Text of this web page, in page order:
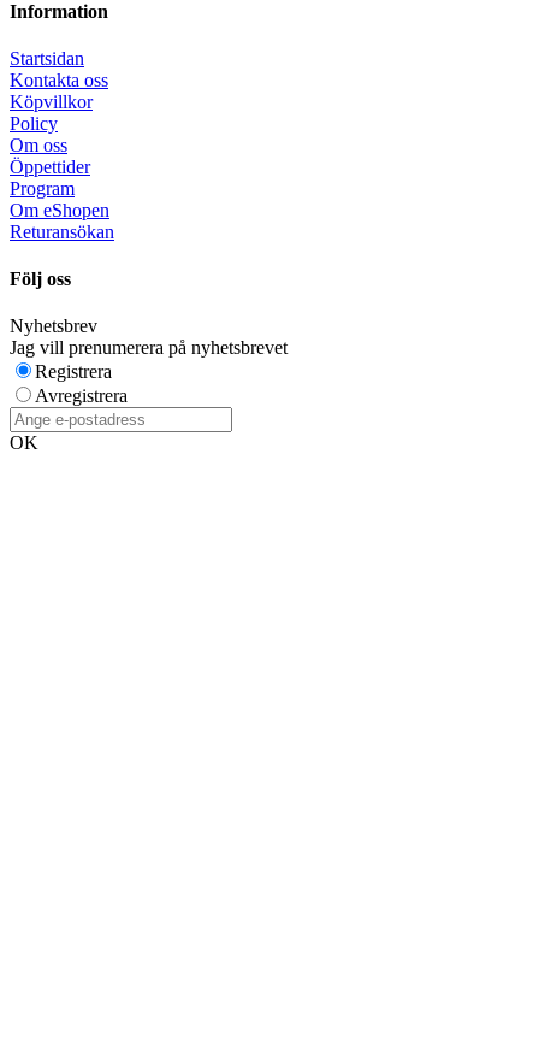
Information
Startsidan
Kontakta oss
Köpvillkor
Policy
Om oss
Öppettider
Program
Om eShopen
Returansökan
Följ oss
Nyhetsbrev
Jag vill prenumerera på nyhetsbrevet
Registrera
Avregistrera
OK